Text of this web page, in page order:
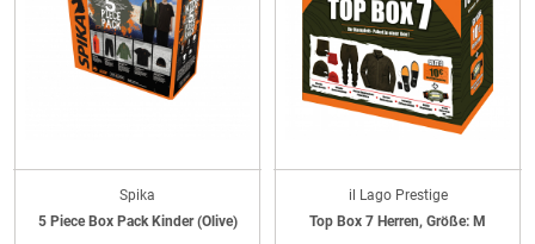
Spika
5 Piece Box Pack Kinder (Olive)
il Lago Prestige
Top Box 7 Herren, Größe: M